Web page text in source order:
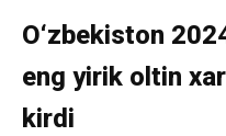
O‘zbekiston
eng yirik oltin
kirdi